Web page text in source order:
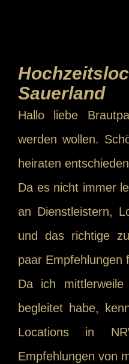
Sauerland
Hallo liebe
werden wollen.
heiraten
Da es nicht immer
an Dienstleistern,
und das richtige
paar Empfehlungen
Da ich
begleitet habe,
Locations in
Empfehlungen von